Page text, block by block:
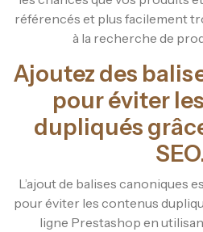
référencés et plus facilement
à la recherche de
Ajoutez des
pour éviter
dupliqués
L’ajout de balises canoniques
pour éviter les contenus
ligne Prestashop en